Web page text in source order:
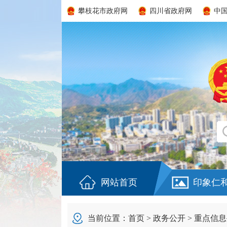
攀枝花市政府网 四川省政府网 中
网站首页 印象仁
当前位置： 首页 > 政务公开 > 重点信